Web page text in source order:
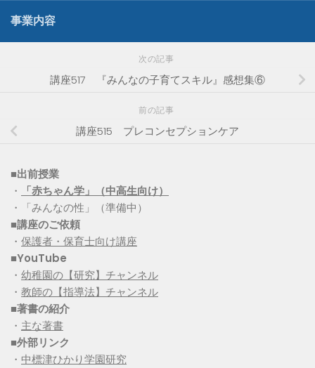
事業内容
次の記事
講座517 『みんなの子育てスキル』感想集⑥
前の記事
講座515 プレコンセプションケア
■出前授業
・
「赤ちゃん学」（中高生向け）
・「みんなの性」（準備中）
■講座のご依頼
・ 保護者・保育士向け講座
■YouTube
・ 幼稚園の【研究】チャンネル
・ 教師の【指導法】チャンネル
■著書の紹介
・ 主な著書
■外部リンク
・ 中標津ひかり学園研究